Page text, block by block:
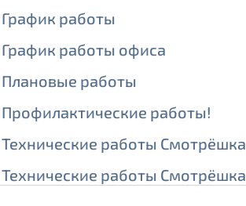
График работы
График работы офиса
Плановые работы
Профилактические работы!
Технические работы Смотрёшка
Технические работы Смотрёшка
обработки персональных
выделение публичного IP
IP адрес -
реквизитов.
услуги.
в течение трех календарных